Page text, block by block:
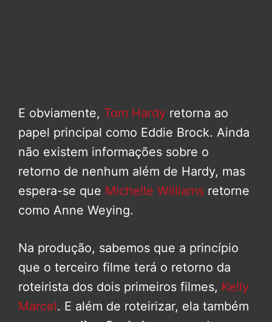
E obviamente, Tom Hardy retorna ao
papel principal como Eddie Brock. Ainda
não existem informações sobre o
retorno de nenhum além de Hardy, mas
espera-se que Michelle Williams retorne
como Anne Weying.
Na produção, sabemos que a princípio
que o terceiro filme terá o retorno da
roteirista dos dois primeiros filmes, Kelly
Marcel. E além de roteirizar, ela também